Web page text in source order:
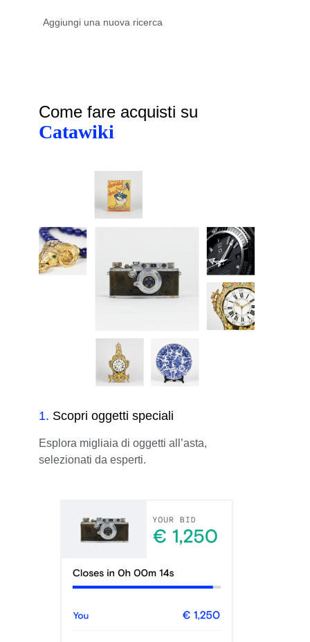
Come fare acquisti su
Catawiki
1. Scopri oggetti speciali
Esplora migliaia di oggetti all’asta,
selezionati da esperti.